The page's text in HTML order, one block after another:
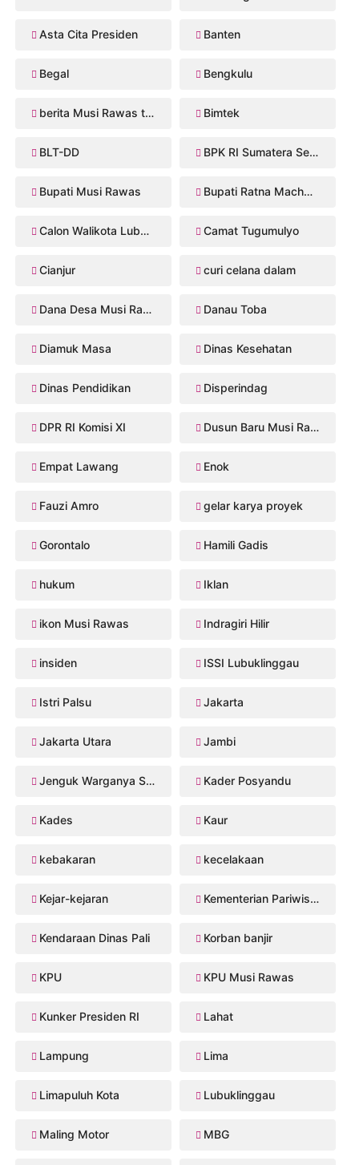
Asta Cita Presiden Banten
Begal Bengkulu
berita Musi Rawas terbaru Bimtek
BLT-DD BPK RI Sumatera Selatan
Bupati Musi Rawas Bupati Ratna Machmud
Calon Walikota Lubuklinggau Camat Tugumulyo
Cianjur curi celana dalam
Dana Desa Musi Rawas Danau Toba
Diamuk Masa Dinas Kesehatan
Dinas Pendidikan Disperindag
DPR RI Komisi XI Dusun Baru Musi Rawas
Empat Lawang Enok
Fauzi Amro gelar karya proyek
Gorontalo Hamili Gadis
hukum Iklan
ikon Musi Rawas Indragiri Hilir
insiden ISSI Lubuklinggau
Istri Palsu Jakarta
Jakarta Utara Jambi
Jenguk Warganya Sakit Kader Posyandu
Kades Kaur
kebakaran kecelakaan
Kejar-kejaran Kementerian Pariwisata
Kendaraan Dinas Pali Korban banjir
KPU KPU Musi Rawas
Kunker Presiden RI Lahat
Lampung Lima
Limapuluh Kota Lubuklinggau
Maling Motor MBG